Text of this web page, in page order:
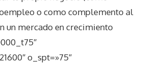
o como complemento al
un mercado en crecimiento
o_spt=»75″